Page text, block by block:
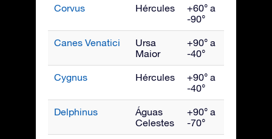
Corvus Hércules
+60° a
-90°
Canes Venatici
Ursa
Maior
+90° a
-40°
Cygnus Hércules
+90° a
-40°
Delphinus
Águas
Celestes
+90° a
-70°